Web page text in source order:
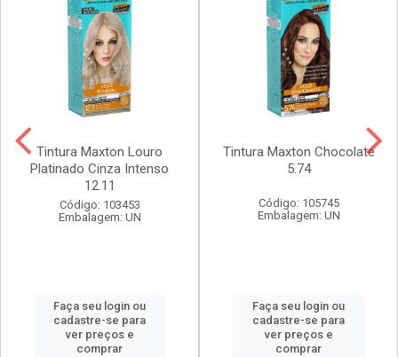
Tintura Maxton Louro
Platinado Cinza Intenso
12.11
Código: 103453
Embalagem: UN
Faça seu login ou
cadastre-se para
ver preços e
comprar
Tintura Maxton Chocolate
5.74
Código: 105745
Embalagem: UN
Faça seu login ou
cadastre-se para
ver preços e
comprar